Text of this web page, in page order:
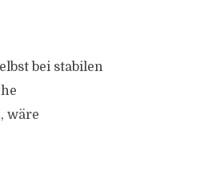
bei stabilen
wäre